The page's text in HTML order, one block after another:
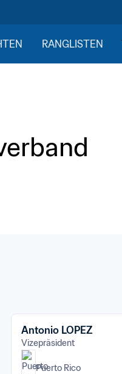
RANGLISTEN
Antonio LOPEZ
Vizepräsident
Puerto Rico